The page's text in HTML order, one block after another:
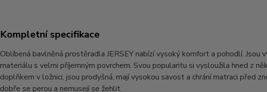
Kompletní specifikace
Oblíbená bavlněná prostěradla JERSEY nabízí vysoký komfort a pohodlí. Jsou
materiálu s velmi příjemným povrchem. Svou popularitu si vysloužila hned z
doplňkem v ložnici, jsou prodyšná, mají vysokou savost a chrání matraci před
dobře se perou a nemusejí se žehlit.